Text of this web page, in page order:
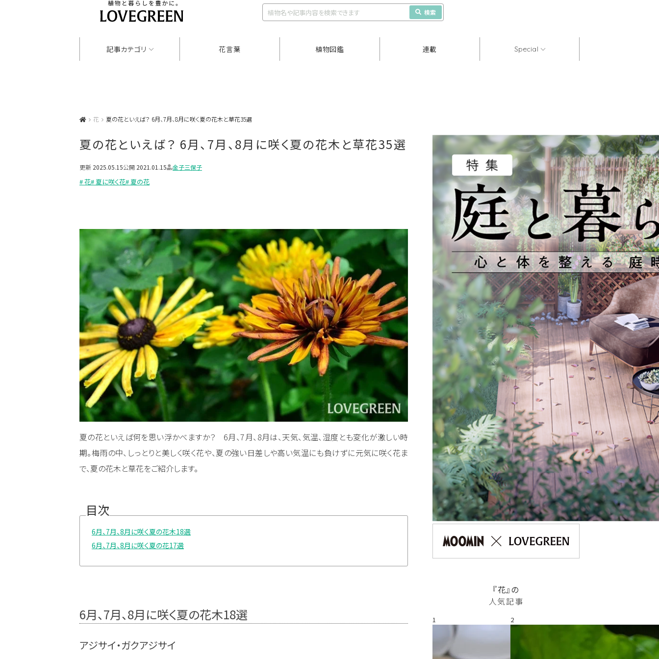
検索
記事カテゴリ 花言葉 植物図鑑 連載 Special
花 夏の花といえば？ 6月、7月、8月に咲く夏の花木と草花35選
夏の花といえば？ 6月、7月、8月に咲く夏の花木と草花35選
更新 2025.05.15公開 2021.01.15 金子三保子
# 花# 夏に咲く花# 夏の花
夏の花といえば何を思い浮かべますか？ 6月、7月、8月は、天気、気温、湿度とも変化が激しい時
期。梅雨の中、しっとりと美しく咲く花や、夏の強い日差しや高い気温にも負けずに元気に咲く花ま
で、夏の花木と草花をご紹介します。
目次
6月、7月、8月に咲く夏の花木18選
6月、7月、8月に咲く夏の花17選
6月、7月、8月に咲く夏の花木18選
アジサイ・ガクアジサイ
『花』の
人気記事
1 2